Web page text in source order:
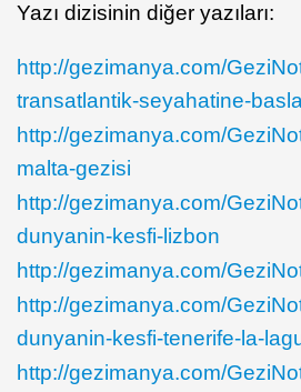
Yazı dizisinin diğer yazıları:
http://gezimanya.com/
transatlantik-seyahatine-
http://gezimanya.com/
malta-gezisi
http://gezimanya.com/
dunyanin-kesfi-lizbon
http://gezimanya.com/
http://gezimanya.com/
dunyanin-kesfi-tenerife-la-
http://gezimanya.com/